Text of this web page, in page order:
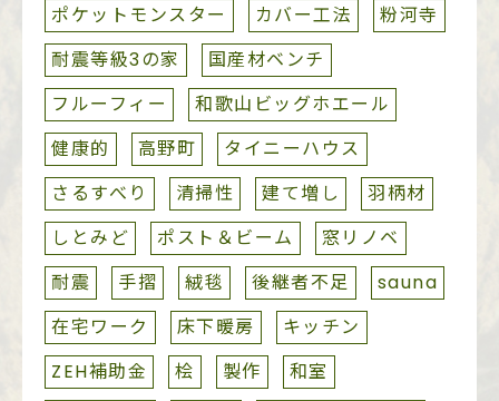
ポケットモンスター
カバー工法
粉河寺
耐震等級3の家
国産材ベンチ
フルーフィー
和歌山ビッグホエール
健康的
高野町
タイニーハウス
さるすべり
清掃性 建て増し
羽柄材
しとみど
ポスト＆ビーム
窓リノベ
耐震
手摺 絨毯 後継者不足
sauna
在宅ワーク
床下暖房
キッチン
ZEH補助金
桧 製作
和室